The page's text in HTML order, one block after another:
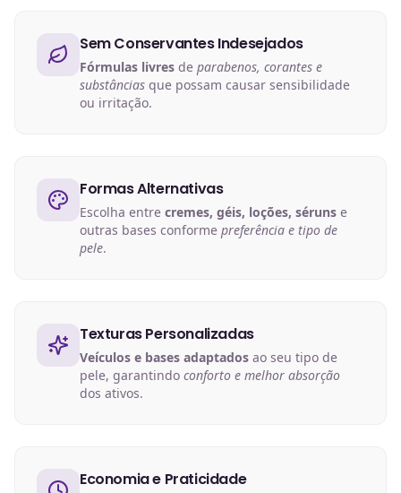
Sem Conservantes Indesejados
Fórmulas livres de parabenos, corantes e
substâncias que possam causar sensibilidade
ou irritação.
Formas Alternativas
Escolha entre cremes, géis, loções, séruns e
outras bases conforme preferência e tipo de
pele.
Texturas Personalizadas
Veículos e bases adaptados ao seu tipo de
pele, garantindo conforto e melhor absorção
dos ativos.
Economia e Praticidade